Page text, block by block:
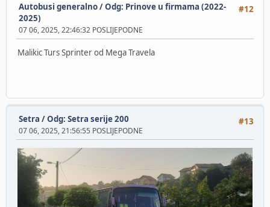
#12
Autobusi generalno/Odg: Prinove u firmama (2022-
2025)
07 06, 2025, 22:46:32 POSLIJEPODNE
Malikic Turs Sprinter od Mega Travela
#13
Setra /Odg: Setra serije 200
07 06, 2025, 21:56:55 POSLIJEPODNE